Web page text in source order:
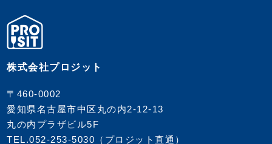
株式会社プロジット
〒460-0002
愛知県名古屋市中区丸の内2-12-13
丸の内プラザビル5F
TEL.052-253-5030 （プロジット直通）